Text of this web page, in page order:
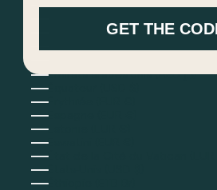
Curaçao (ANG ƒ)
Djibouti (DJF Fdj)
Émirats arabes unis (AED د.إ)
Équateur (USD $)
Érythrée (EUR €)
Espagne (EUR €)
Estonie (EUR €)
Eswatini (EUR €)
État de la Cité du Vatican (EUR
États-Unis (USD $)
Éthiopie (ETB Br)
GET THE